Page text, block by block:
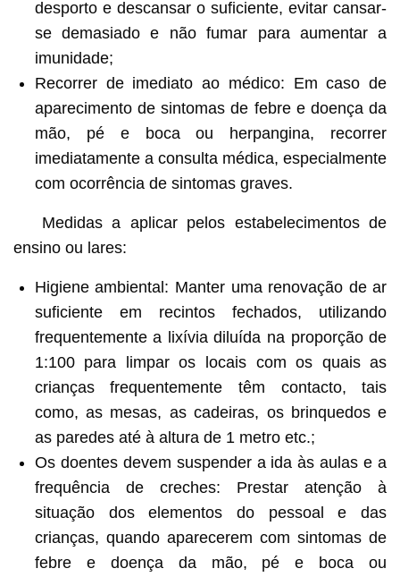
desporto e descansar o suficiente, evitar cansar-
se demasiado e não fumar para aumentar a
imunidade;
Recorrer de imediato ao médico: Em caso de
aparecimento de sintomas de febre e doença da
mão, pé e boca ou herpangina, recorrer
imediatamente a consulta médica, especialmente
com ocorrência de sintomas graves.
Medidas a aplicar pelos estabelecimentos de
ensino ou lares:
Higiene ambiental: Manter uma renovação de ar
suficiente em recintos fechados, utilizando
frequentemente a lixívia diluída na proporção de
1:100 para limpar os locais com os quais as
crianças frequentemente têm contacto, tais
como, as mesas, as cadeiras, os brinquedos e
as paredes até à altura de 1 metro etc.;
Os doentes devem suspender a ida às aulas e a
frequência de creches: Prestar atenção à
situação dos elementos do pessoal e das
crianças, quando aparecerem com sintomas de
febre e doença da mão, pé e boca ou